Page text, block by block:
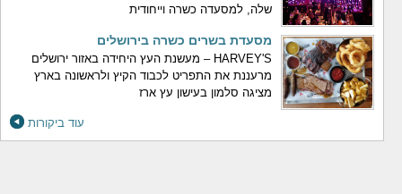
שלה, למסעדה כשרה וייחודית
מסעדת בשרים כשרה בירושלים
HARVEY'S – מעשנת העץ היחידה באזור ירושלים
מרעננת את התפריט לכבוד הקיץ ולראשונה בארץ
מציגה סלמון בעישון עץ ארז
עוד ביקורות